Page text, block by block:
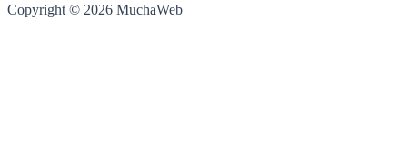
Copyright © 2026 MuchaWeb